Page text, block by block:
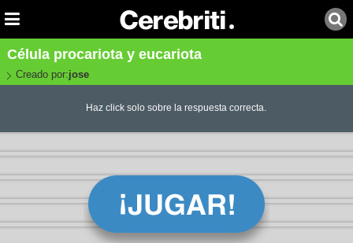
Célula procariota y eucariota
Creado por:jose
Haz click solo sobre la respuesta correcta.